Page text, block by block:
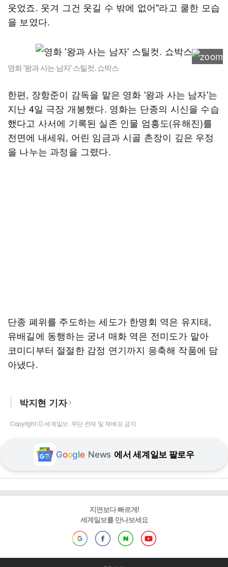
웃었죠. 웃겨 그건 웃길 수 밖에 없어"라고 쿨한 모습
을 보였다.
영화 '왕과 사는 남자' 스틸컷. 쇼박스
한편, 장항준이 감독을 맡은 영화 '왕과 사는 남자'는
지난 4일 극장 개봉했다. 영화는 단종의 시신을 수습
했다고 사서에 기록된 실존 인물 엄흥도(유해진)를
전면에 내세워, 어린 임금과 시골 촌장이 깊은 우정
을 나누는 과정을 그렸다.
단종 폐위를 주도하는 세도가 한명회 역은 유지태,
유배길에 동행하는 궁녀 매화 역은 전미도가 맡아
코미디부터 절절한 감정 연기까지 응축해 작품에 담
아냈다.
박지현 기자
Copyright ⓒ 세계일보. 무단 전재 및 재배포 금지
Google News 에서 세계일보 팔로우
지면보다 빠르게!
세계일보를 만나보세요